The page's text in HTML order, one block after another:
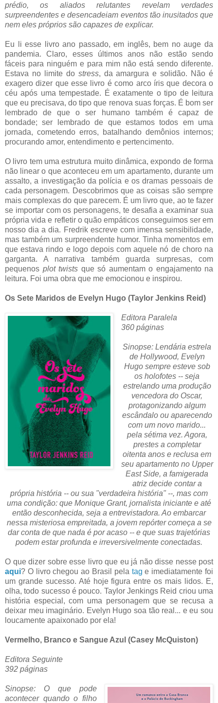
prédio, os aliados relutantes revelam verdades
surpreendentes e desencadeiam eventos tão inusitados que
nem eles próprios são capazes de explicar.
Eu li esse livro ano passado, em inglês, bem no auge da
pandemia. Claro, esses últimos anos não estão sendo
fáceis para ninguém e para mim não está sendo diferente.
Estava no limite do stress, da amargura e solidão. Não é
exagero dizer que esse livro é como arco íris que decora o
céu após uma tempestade. É exatamente o tipo de leitura
que eu precisava, do tipo que renova suas forças. É bom ser
lembrado de que o ser humano também é capaz de
bondade; ser lembrado de que estamos todos em uma
jornada, cometendo erros, batalhando demônios internos;
procurando amor, entendimento e pertencimento.
O livro tem uma estrutura muito dinâmica, expondo de forma
não linear o que aconteceu em um apartamento, durante um
assalto, a investigação da polícia e os dramas pessoais de
cada personagem. Descobrimos que as coisas são sempre
mais complexas do que parecem. É um livro que, ao te fazer
se importar com os personagens, te desafia a examinar sua
própria vida e refletir o quão empáticos conseguimos ser em
nosso dia a dia. Fredrik escreve com imensa sensibilidade,
mas também um surpreendente humor. Tinha momentos em
que estava rindo e logo depois com aquele nó de choro na
garganta. A narrativa também guarda surpresas, com
pequenos plot twists que só aumentam o engajamento na
leitura. Foi uma obra que me emocionou e inspirou.
Os Sete Maridos de Evelyn Hugo (Taylor Jenkins Reid)
Editora Paralela
360 páginas
Sinopse: Lendária estrela
de Hollywood, Evelyn
Hugo sempre esteve sob
os holofotes -- seja
estrelando uma produção
vencedora do Oscar,
protagonizando algum
escândalo ou aparecendo
com um novo marido...
pela sétima vez. Agora,
prestes a completar
oitenta anos e reclusa em
seu apartamento no Upper
East Side, a famigerada
atriz decide contar a
própria história -- ou sua "verdadeira história" --, mas com
uma condição: que Monique Grant, jornalista iniciante e até
então desconhecida, seja a entrevistadora. Ao embarcar
nessa misteriosa empreitada, a jovem repórter começa a se
dar conta de que nada é por acaso -- e que suas trajetórias
podem estar profunda e irreversivelmente conectadas.
O que dizer sobre esse livro que eu já não disse nesse post
aqui? O livro chegou ao Brasil pela tage imediatamente foi
um grande sucesso. Até hoje figura entre os mais lidos. E,
olha, todo sucesso é pouco. Taylor Jenkings Reid criou uma
história especial, com uma personagem que se recusa a
deixar meu imaginário. Evelyn Hugo soa tão real... e eu sou
loucamente apaixonado por ela!
Vermelho, Branco e Sangue Azul (Casey McQuiston)
Editora Seguinte
392 páginas
Sinopse: O que pode
acontecer quando o filho